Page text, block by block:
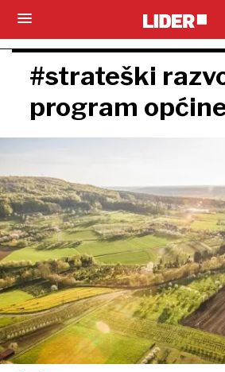
#strateški
program